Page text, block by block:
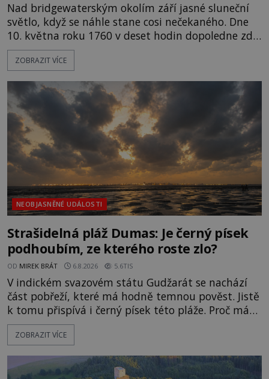
Nad bridgewaterským okolím září jasné sluneční
světlo, když se náhle stane cosi nečekaného. Dne
10. května roku 1760 v deset hodin dopoledne zde
dojde k vůbec prvnímu historicky doloženému
přeletu UFO. Podle záznamů vyzařuje takové
jen o nějaký optický klam, nebo se zde skutečně
právě vznáší mimozemská loď
ZOBRAZIT VÍCE
NEOBJASNĚNÉ UDÁLOSTI
Strašidelná pláž Dumas: Je černý písek
podhoubím, ze kterého roste zlo?
OD MIREK BRÁT 6.8.2026 5.6TIS
V indickém svazovém státu Gudžarát se nachází
část pobřeží, které má hodně temnou pověst. Jistě
k tomu přispívá i černý písek této pláže. Proč má
pláž takové netypické zbarvení? Nakolik jsou
pravdivé historky, že zde došlo k nevysvětlitelným
následovat. Vstupujeme na pláž Dumas ve městě
ZOBRAZIT VÍCE